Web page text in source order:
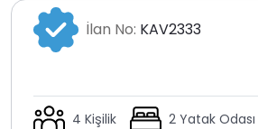
İlan No: KAV2333
4 Kişilik 2 Yatak Odası